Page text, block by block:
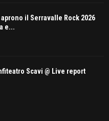
aprono il Serravalle Rock 2026
e...
Scavi @ Live report